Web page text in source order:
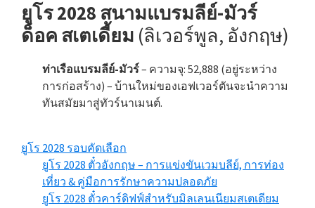
ยูโร 2028 สนามแบรมลีย์-มัวร์
ด็อค สเตเดี้ยม (ลิเวอร์พูล, อังกฤษ)
ท่าเรือแบรมลีย์-มัวร์– ความจุ: 52,888 (อยู่ระหว่าง
การก่อสร้าง) – บ้านใหม่ของเอฟเวอร์ตันจะนำความ
ทันสมัยมาสู่ทัวร์นาเมนต์.
ยูโร 2028 รอบคัดเลือก
ยูโร 2028 ตั๋วอังกฤษ – การแข่งขันเวมบลีย์, การท่อง
เที่ยว & คู่มือการรักษาความปลอดภัย
ยูโร 2028 ตั๋วคาร์ดิฟฟ์สำหรับมิลเลนเนียมสเตเดียม